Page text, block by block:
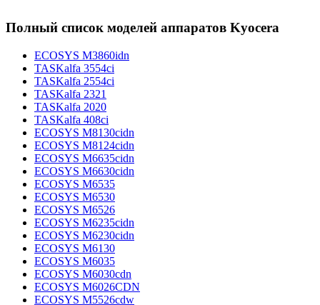
Полный список моделей аппаратов Kyocera
ECOSYS M3860idn
TASKalfa 3554ci
TASKalfa 2554ci
TASKalfa 2321
TASKalfa 2020
TASKalfa 408ci
ECOSYS M8130cidn
ECOSYS M8124cidn
ECOSYS M6635cidn
ECOSYS M6630cidn
ECOSYS M6535
ECOSYS M6530
ECOSYS M6526
ECOSYS M6235cidn
ECOSYS M6230cidn
ECOSYS M6130
ECOSYS M6035
ECOSYS M6030cdn
ECOSYS M6026CDN
ECOSYS M5526cdw